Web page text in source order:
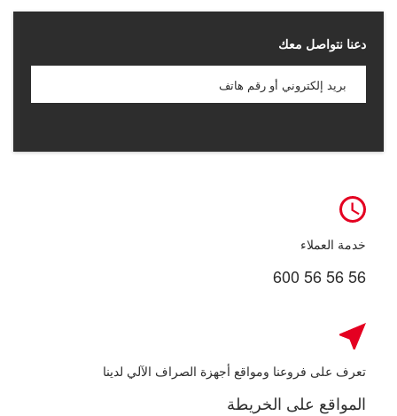
دعنا نتواصل معك
خدمة العملاء
600 56 56 56
تعرف على فروعنا ومواقع أجهزة الصراف الآلي لدينا
المواقع على الخريطة